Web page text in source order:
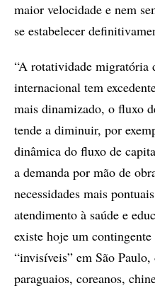
maior velocidade e nem
se estabelecer
“A rotatividade migratória
internacional tem
mais dinamizado, o fluxo
tende a diminuir, por
dinâmica do fluxo de
a demanda por mão de
necessidades mais
atendimento à saúde e
existe hoje um
“invisíveis” em São
paraguaios, coreanos,